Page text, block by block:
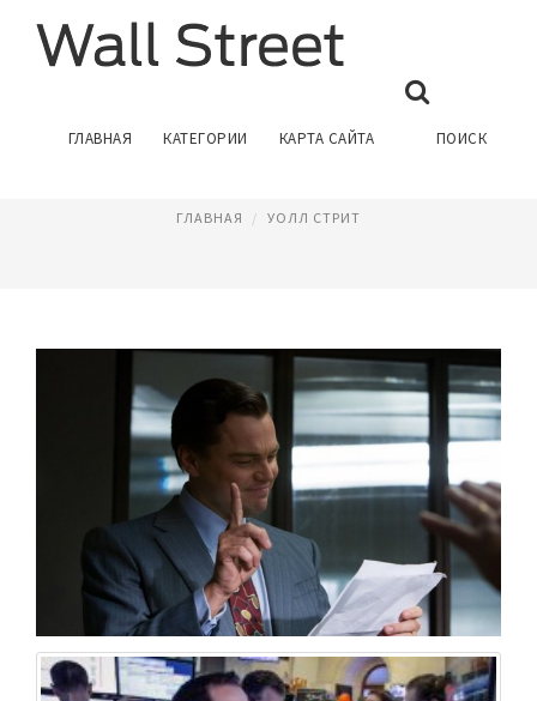
ГЛАВНАЯ КАТЕГОРИИ КАРТА САЙТА ПОИСК
БРОКЕР С УОЛЛ СТРИТ
ГЛАВНАЯ УОЛЛ СТРИТ